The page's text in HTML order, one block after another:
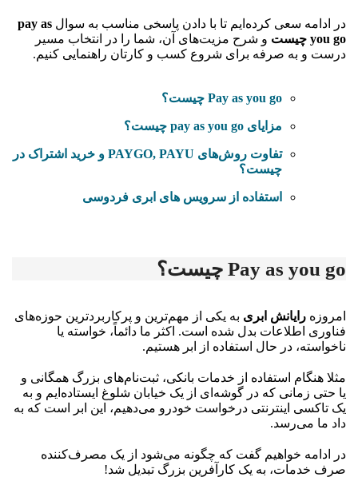
در ادامه سعی کرده‌ایم تا با دادن پاسخی مناسب به سوال pay as
you go چیست
و شرح مزیت‌های آن، شما را در انتخاب مسیر
درست و به صرفه برای شروع کسب و کارتان راهنمایی کنیم.
Pay as you go چیست؟
مزایای pay as you go چیست؟
تفاوت روش‌های PAYGO, PAYU و خرید اشتراک در
چیست؟
استفاده از سرویس های ابری فردوسی
Pay as you go چیست؟
امروزه رایانش ابری به یکی از مهم‌ترین و پرکاربردترین حوزه‌های
فناوری اطلاعات بدل شده است. اکثر ما دائماً، خواسته یا
ناخواسته، در حال استفاده از ابر هستیم.
مثلا هنگام استفاده از خدمات بانکی، ثبت‌نام‌های بزرگ همگانی و
یا حتی زمانی که در گوشه‌ای از یک خیابان شلوغ ایستاده‌ایم و به
یک تاکسی اینترنتی درخواست خودرو می‌دهیم، این ابر است که به
داد ما می‌رسد.
در ادامه خواهیم گفت که چگونه می‌شود از یک مصرف‌کننده
صرف خدمات، به یک کارآفرین بزرگ تبدیل شد!